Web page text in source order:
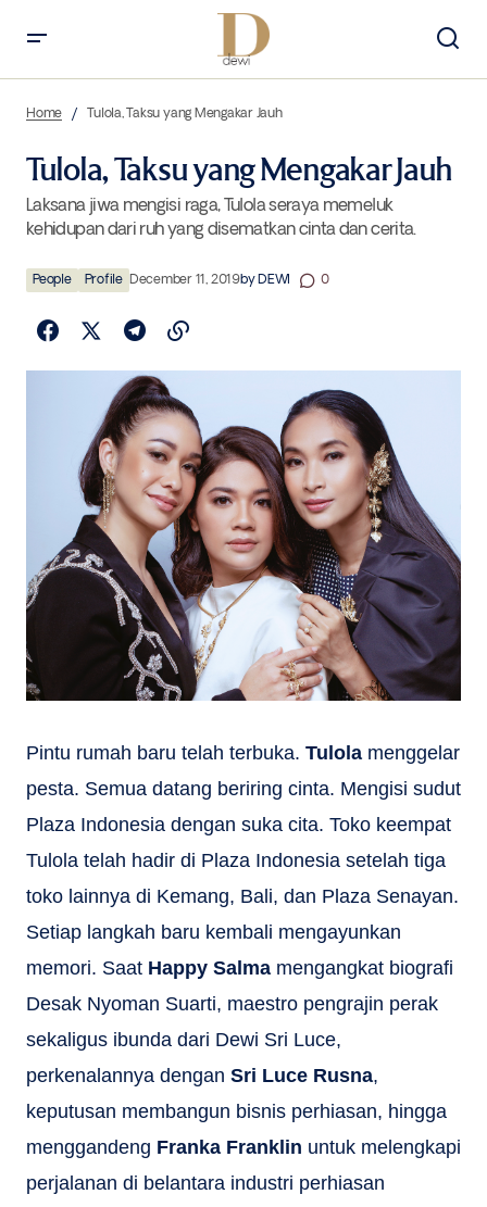
Home Tulola, Taksu yang Mengakar Jauh
Tulola, Taksu yang Mengakar Jauh
Laksana jiwa mengisi raga, Tulola seraya memeluk
kehidupan dari ruh yang disematkan cinta dan cerita.
People Profile December 11, 2019byDEWI 0
Pintu rumah baru telah terbuka. Tulola menggelar
pesta. Semua datang beriring cinta. Mengisi sudut
Plaza Indonesia dengan suka cita. Toko keempat
Tulola telah hadir di Plaza Indonesia setelah tiga
toko lainnya di Kemang, Bali, dan Plaza Senayan.
Setiap langkah baru kembali mengayunkan
memori. Saat Happy Salma mengangkat biografi
Desak Nyoman Suarti, maestro pengrajin perak
sekaligus ibunda dari Dewi Sri Luce,
perkenalannya dengan Sri Luce Rusna,
keputusan membangun bisnis perhiasan, hingga
menggandeng Franka Franklin untuk melengkapi
perjalanan di belantara industri perhiasan